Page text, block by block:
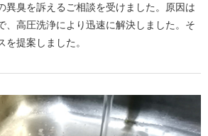
異臭を訴えるご相談を受けました。原因は
、高圧洗浄により迅速に解決しました。そ
提案しました。